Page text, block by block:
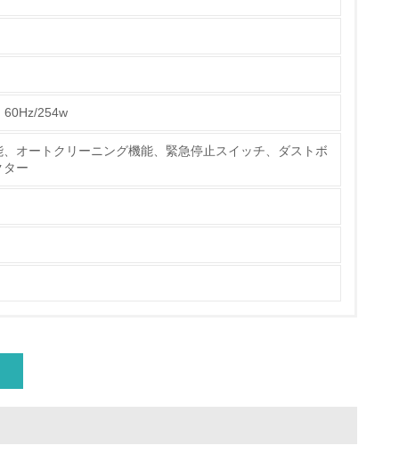
いる
254w
オートクリーニング機能、緊急停止スイッチ、ダストボ
ター